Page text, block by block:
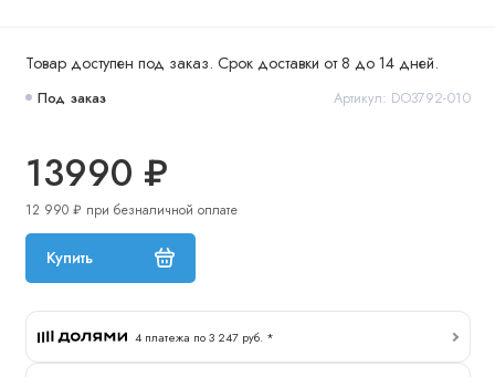
Товар доступен под заказ. Срок доставки от 8 до 14 дней.
Под заказ Артикул: DO3792-010
13990 ₽
12 990 ₽ при безналичной оплате
Купить
4 платежа по 3 247 руб. *